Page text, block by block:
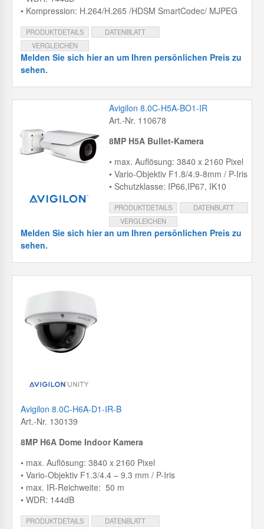
• Kompression: H.264/H.265 /HDSM SmartCodec/ MJPEG
PRODUKTDETAILS
DATENBLATT
VERGLEICHEN
Melden Sie sich hier an um Ihren persönlichen Preis zu
sehen.
Avigilon 8.0C-H5A-BO1-IR
Art.-Nr. 110678
8MP H5A Bullet-Kamera
• max. Auflösung: 3840 x 2160 Pixel
• Vario-Objektiv F1.8/4.9-8mm / P-Iris
• Schutzklasse: IP66,IP67, IK10
PRODUKTDETAILS
DATENBLATT
VERGLEICHEN
Melden Sie sich hier an um Ihren persönlichen Preis zu
sehen.
Avigilon 8.0C-H6A-D1-IR-B
Art.-Nr. 130139
8MP H6A Dome Indoor Kamera
• max. Auflösung: 3840 x 2160 Pixel
• Vario-Objektiv F1.3/4.4 – 9.3 mm / P-Iris
• max. IR-Reichweite: 50 m
• WDR: 144dB
PRODUKTDETAILS
DATENBLATT